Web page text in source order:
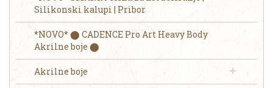
Silikonski kalupi | Pribor
*NOVO* ⬤ CADENCE Pro Art Heavy Body
Akrilne boje ⬤
Akrilne boje